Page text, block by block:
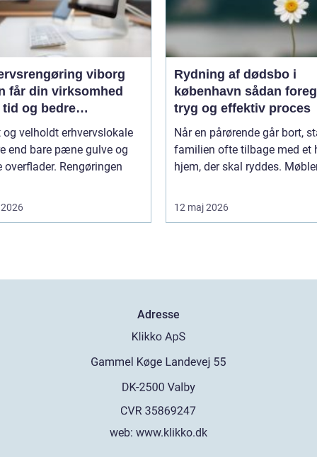
viborg
får din virksomhed
tid og bedre
og velholdt erhvervslokale
end bare pæne gulve og
overflader. Rengøringen
Rydning af dødsbo i
københavn sådan foregår en
tryg og effektiv proces
Når en pårørende går bort,
familien ofte tilbage med et
hjem, der skal ryddes.
12 maj 2026
Adresse
web: www.klikko.dk